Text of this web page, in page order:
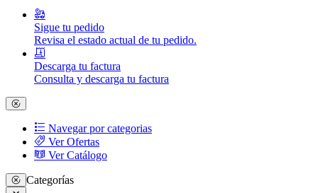
Sigue tu pedido
Revisa el estado actual de tu pedido.
Descarga tu factura
Consulta y descarga tu factura
Navegar por categorias
Ver Ofertas
Ver Catálogo
Categorías